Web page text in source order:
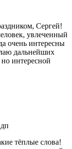
Сергей!
увлеченный
очень интересны
дальнейших
интересной
тёплые слова!